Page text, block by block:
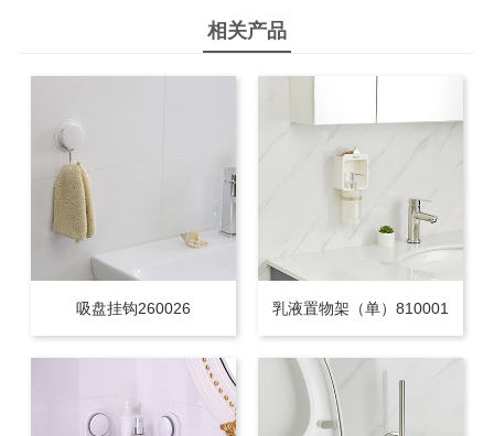
相关产品
吸盘挂钩260026 乳液置物架（单）810001